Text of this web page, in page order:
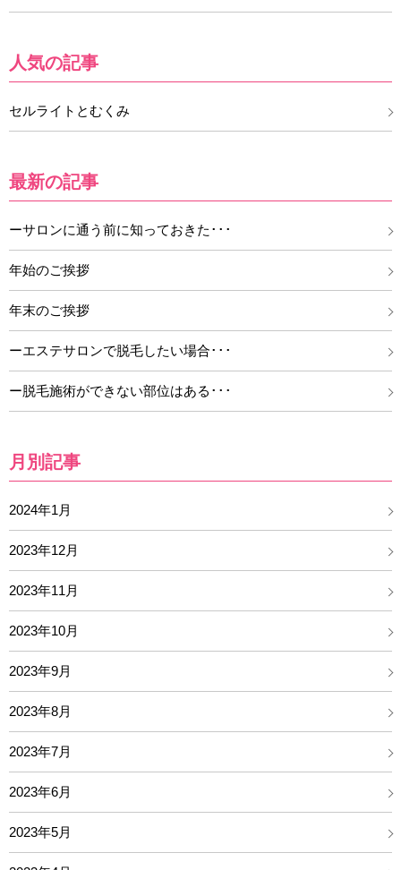
人気の記事
セルライトとむくみ
最新の記事
ーサロンに通う前に知っておきた･･･
年始のご挨拶
年末のご挨拶
ーエステサロンで脱毛したい場合･･･
ー脱毛施術ができない部位はある･･･
月別記事
2024年1月
2023年12月
2023年11月
2023年10月
2023年9月
2023年8月
2023年7月
2023年6月
2023年5月